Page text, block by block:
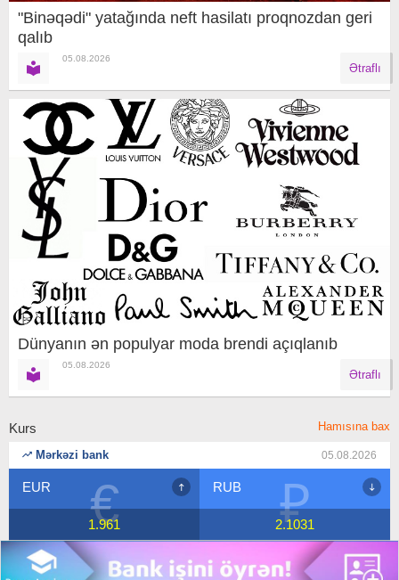
"Binəqədi" yatağında neft hasilatı proqnozdan geri
qalıb
05.08.2026
Ətraflı
Dünyanın ən populyar moda brendi açıqlanıb
05.08.2026
Ətraflı
Kurs Hamısına bax
Mərkəzi bank 05.08.2026
€
EUR
1.961 ₽
RUB
2.1031